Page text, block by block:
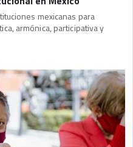
mexicanas para
armónica, participativa y